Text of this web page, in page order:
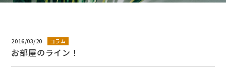
新着情報
2016/03/20 コラム
お部屋のライン！